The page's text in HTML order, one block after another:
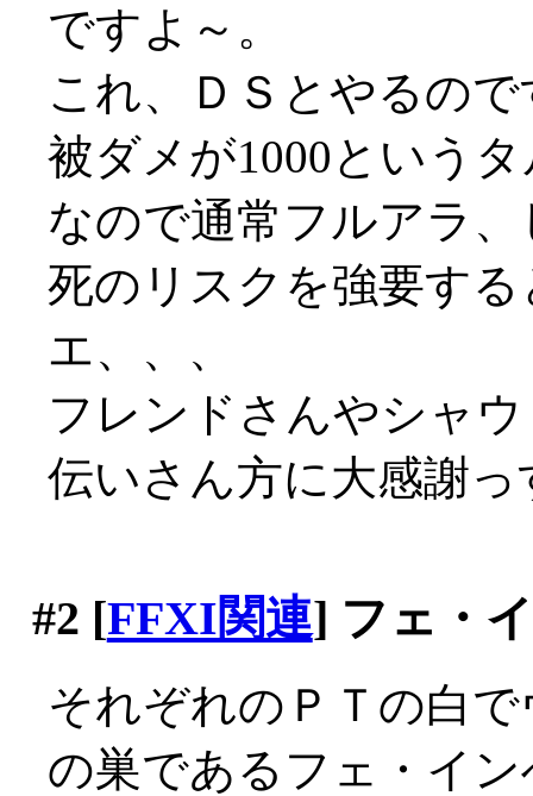
ですよ～。
これ、ＤＳとやるの
被ダメが1000という
なので通常フルアラ
死のリスクを強要す
エ、、、
フレンドさんやシャ
伝いさん方に大感謝っ
#2 [FFXI関連] フェ・
それぞれのＰＴの白
の巣であるフェ・イン